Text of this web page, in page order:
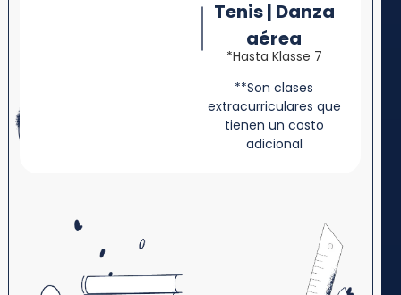
Tenis | Danza
aérea
*Hasta Klasse 7
**Son clases
extracurriculares que
tienen un costo
adicional